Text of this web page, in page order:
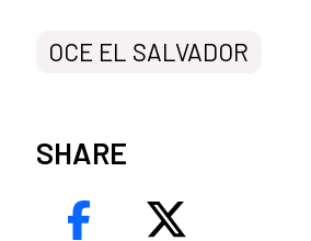
OCE EL SALVADOR
SHARE